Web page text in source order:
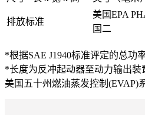
排放标准
美国EPA
国二
*根据SAE J1940标准评定的总功
*长度为反冲起动器至动力输出
美国五十州燃油蒸发控制(EVAP)